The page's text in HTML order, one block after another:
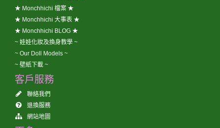
★ Monchhichi 檔案 ★
★ Monchhichi 大事表 ★
★ Monchhichi BLOG ★
~ 娃娃化妝及換身教學 ~
~ Our Doll Models ~
~ 壁紙下載 ~
客戶服務
聯絡我們
退換服務
網站地圖